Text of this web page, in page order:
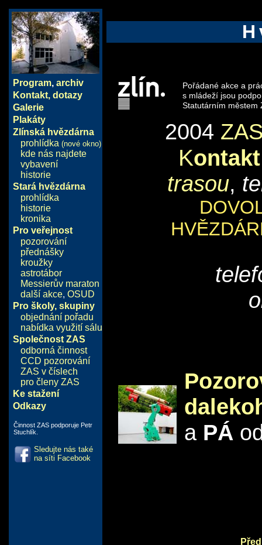
Program, archiv
Kontakt, dotazy
Galerie
Plakáty
Zlínská hvězdárna
prohlídka (nové okno)
kde nás najdete
vybavení
historie
Stará hvězdárna
prohlídka
historie
kronika
Pro veřejnost
pozorování
přednášky
kroužky
astrotábor
Messierův maraton
další akce, OSUD
Pro školy, skupiny
objednání pořadu
nabídka využití sálu
Společnost ZAS
odborná činnost
CCD pozorování
ZAS v číslech
pro členy ZAS
Ke stažení
Odkazy
Činnost ZAS podporuje Petr
Stuchlík.
Sledujte nás také
na síti Facebook
Pořádané akce a
s mládeží jsou
Statutárním městem
2004
Kontakt
trasou,
a PÁ